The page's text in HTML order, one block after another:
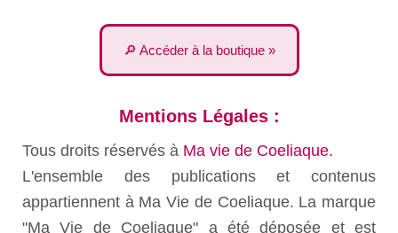
🔎 Accéder à la boutique »
Mentions Légales :
Tous droits réservés à Ma vie de Coeliaque.
L'ensemble des publications et contenus
appartiennent à Ma Vie de Coeliaque. La marque
"Ma Vie de Coeliaque" a été déposée et est